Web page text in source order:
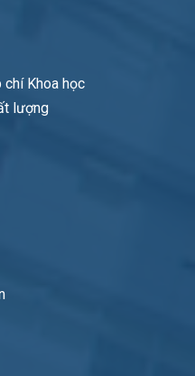
chí Khoa học
lượng